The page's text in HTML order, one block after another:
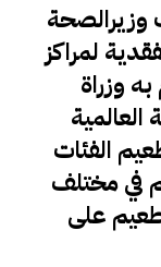
وزيرالصحة
لمراكز
وزراة
الفئات
في مختلف
على